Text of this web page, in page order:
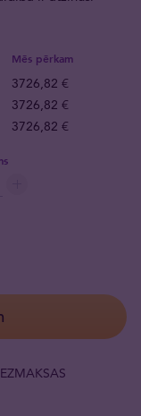
Mēs pērkam
3726,82 €
3726,82 €
3726,82 €